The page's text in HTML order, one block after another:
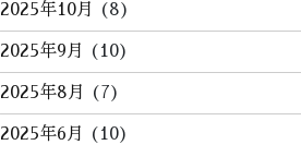
2025年10月 (8)
2025年9月 (10)
2025年8月 (7)
2025年6月 (10)